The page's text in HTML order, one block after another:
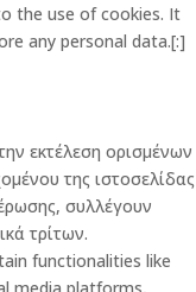
the use of cookies. It
any personal data.[:]
εκτέλεση ορισμένων
της ιστοσελίδας
συλλέγουν
τρίτων.
functionalities like